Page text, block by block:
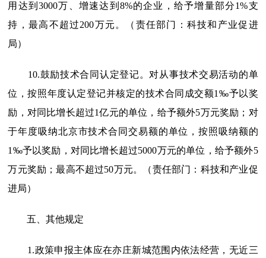
用达到3000万、增速达到8%的企业，给予增量部分1%支
持，最高不超过200万元。（责任部门：科技和产业促进
局）
10.鼓励技术合同认定登记。 对从事技术交易活动的单
位，按照年度认定登记并核定的技术合同成交额1‰予以奖
励，对同比增长超过1亿元的单位，给予额外5万元奖励；对
于年度吸纳北京市技术合同交易额的单位，按照吸纳额的
1‰予以奖励，对同比增长超过5000万元的单位，给予额外5
万元奖励；最高不超过50万元。（责任部门：科技和产业促
进局）
五、其他规定
1.政策申报主体应在亦庄新城范围内依法经营，无近三